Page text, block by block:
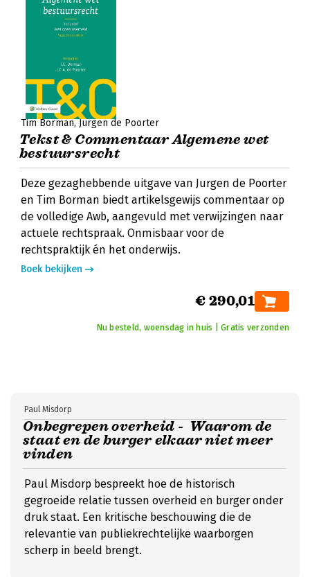
Tim Borman Jurgen de Poorter
Tekst & Commentaar Algemene wet
bestuursrecht
Deze gezaghebbende uitgave van Jurgen de Poorter
en Tim Borman biedt artikelsgewijs commentaar op
de volledige Awb, aangevuld met verwijzingen naar
actuele rechtspraak. Onmisbaar voor de
rechtspraktijk én het onderwijs.
Boek bekijken
€ 290,01
Nu besteld, woensdag in huis | Gratis verzonden
Onbegrepen overheid - Waarom de
staat en de burger elkaar niet meer
vinden
Paul Misdorp
Paul Misdorp bespreekt hoe de historisch
gegroeide relatie tussen overheid en burger onder
druk staat. Een kritische beschouwing die de
relevantie van publiekrechtelijke waarborgen
scherp in beeld brengt.